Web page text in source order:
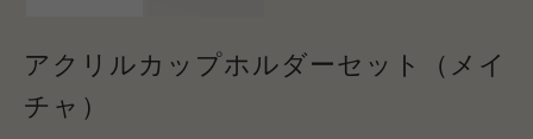
アクリルカップホルダーセット（メイ
チャ）